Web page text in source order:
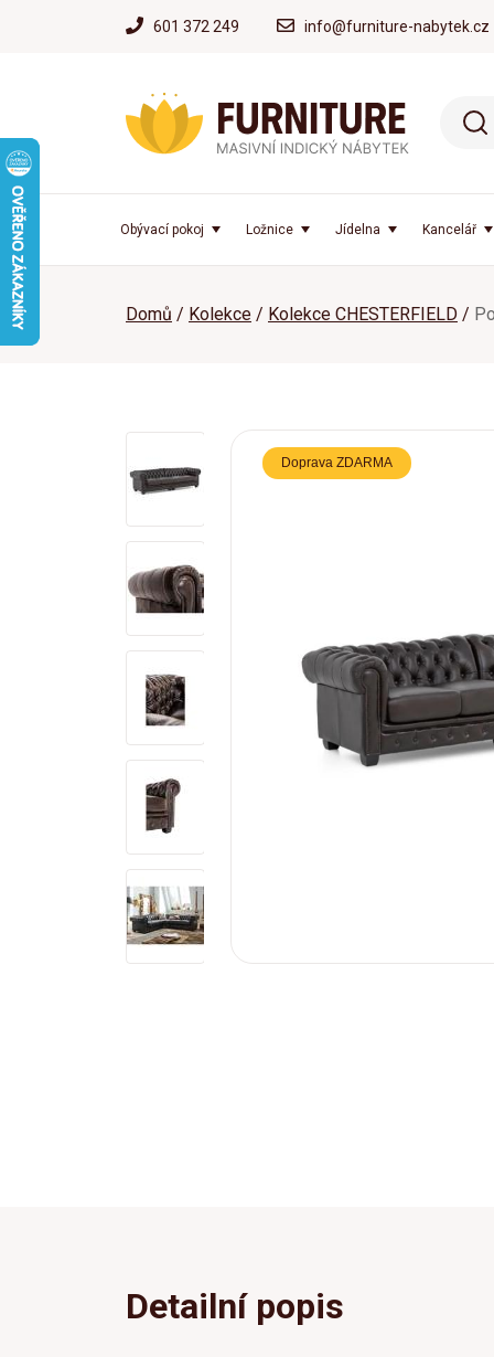
601 372 249 info@furniture-nabytek.cz
Obývací pokoj Ložnice Jídelna Kancelář
Domů Kolekce Kolekce CHESTERFIELD
Doprava ZDARMA
Detailní popis